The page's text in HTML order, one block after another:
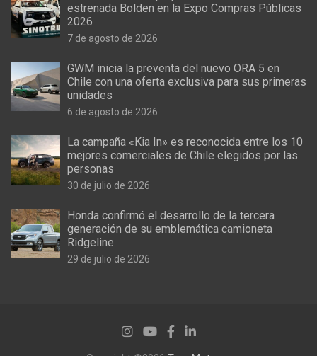
estrenada Bolden en la Expo Compras Públicas
2026
7 de agosto de 2026
GWM inicia la preventa del nuevo ORA 5 en
Chile con una oferta exclusiva para sus primeras
unidades
6 de agosto de 2026
La campaña «Kia In» es reconocida entre los 10
mejores comerciales de Chile elegidos por las
personas
30 de julio de 2026
Honda confirmó el desarrollo de la tercera
generación de su emblemática camioneta
Ridgeline
29 de julio de 2026